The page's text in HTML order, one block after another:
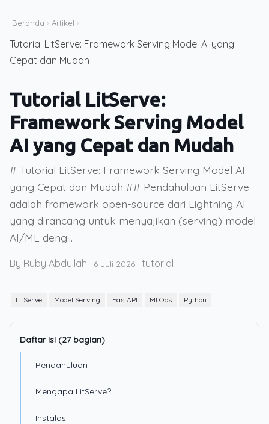
Beranda › Artikel ›
Tutorial LitServe: Framework Serving Model AI yang
Cepat dan Mudah
Tutorial LitServe:
Framework Serving Model
AI yang Cepat dan Mudah
# Tutorial LitServe: Framework Serving Model AI
yang Cepat dan Mudah ## Pendahuluan LitServe
adalah framework open-source dari Lightning AI
yang dirancang untuk menyajikan (serving) model
AI/ML deng...
By Ruby Abdullah · 6 Juli 2026 · tutorial
LitServe Model Serving FastAPI MLOps Python
Daftar Isi (27 bagian)
Pendahuluan
Mengapa LitServe?
Instalasi